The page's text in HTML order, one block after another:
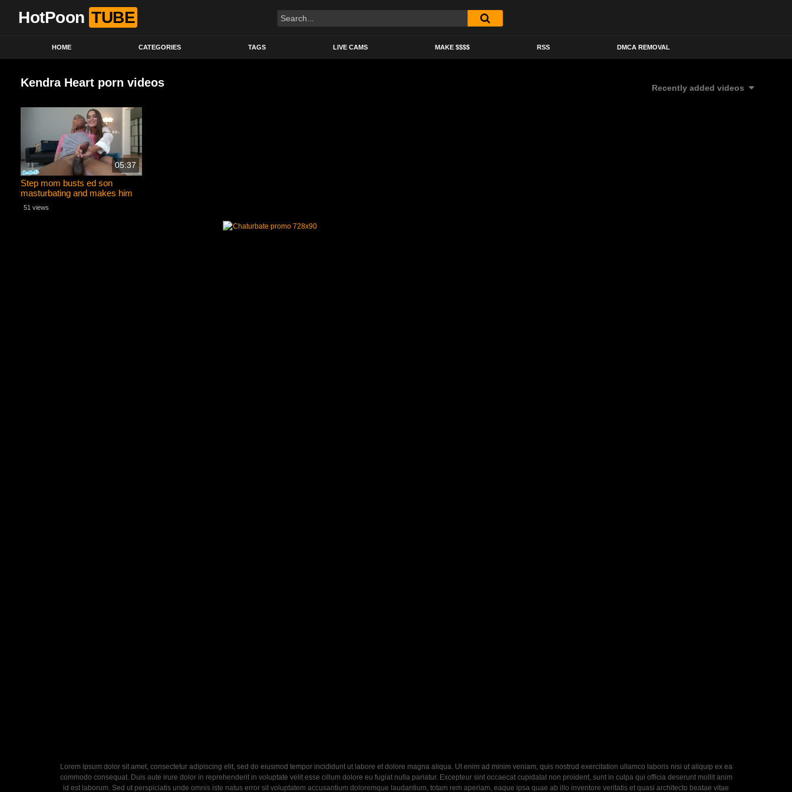
HotPoon TUBE
HOME CATEGORIES TAGS LIVE CAMS MAKE $$$$ RSS DMCA REMOVAL
Kendra Heart porn videos Recently added videos
05:37
Step mom busts ed son
masturbating and makes him
cum in her panties
51 views
Lorem ipsum dolor sit amet, consectetur adipiscing elit, sed do eiusmod tempor incididunt ut labore et dolore magna aliqua. Ut enim ad minim veniam, quis nostrud exercitation ullamco laboris nisi ut aliquip ex ea
commodo consequat. Duis aute irure dolor in reprehenderit in voluptate velit esse cillum dolore eu fugiat nulla pariatur. Excepteur sint occaecat cupidatat non proident, sunt in culpa qui officia deserunt mollit anim
id est laborum. Sed ut perspiciatis unde omnis iste natus error sit voluptatem accusantium doloremque laudantium, totam rem aperiam, eaque ipsa quae ab illo inventore veritatis et quasi architecto beatae vitae